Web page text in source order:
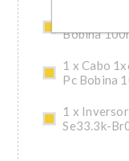
1 x Cabo
Bobina
1 x Cabo
Pc Bobina
1 x
Se33.3k-